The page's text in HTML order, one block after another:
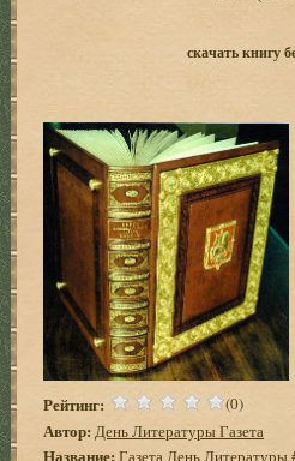
скачать книгу
Рейтинг: (0)
Автор: День Литературы Газета
Название: Газета День Литературы